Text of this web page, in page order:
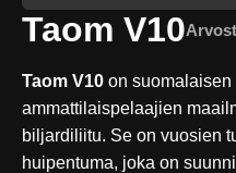
Taom V10
Taom V10 on
ammattilaispelaajien
biljardiliitu. Se on vuosien
huipentuma, joka on